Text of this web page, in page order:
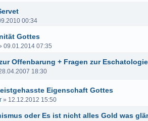
00:34
Gottes
09.01.2014 07:35
Offenbarung + Fragen zur Eschatologie
18:30
Eigenschaft Gottes
» 12.12.2012 15:50
oder Es ist nicht alles Gold was